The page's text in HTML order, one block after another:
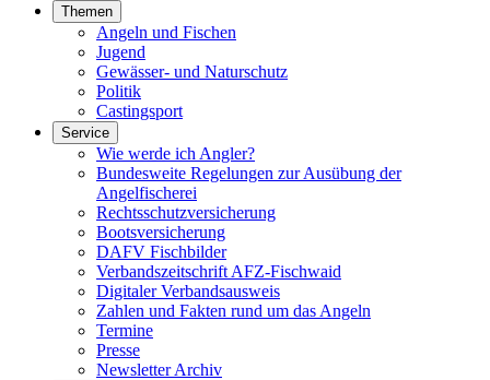
Themen
Angeln und Fischen
Jugend
Gewässer- und Naturschutz
Politik
Castingsport
Service
Wie werde ich Angler?
Bundesweite Regelungen zur Ausübung der
Angelfischerei
Rechtsschutzversicherung
Bootsversicherung
DAFV Fischbilder
Verbandszeitschrift AFZ-Fischwaid
Digitaler Verbandsausweis
Zahlen und Fakten rund um das Angeln
Termine
Presse
Newsletter Archiv